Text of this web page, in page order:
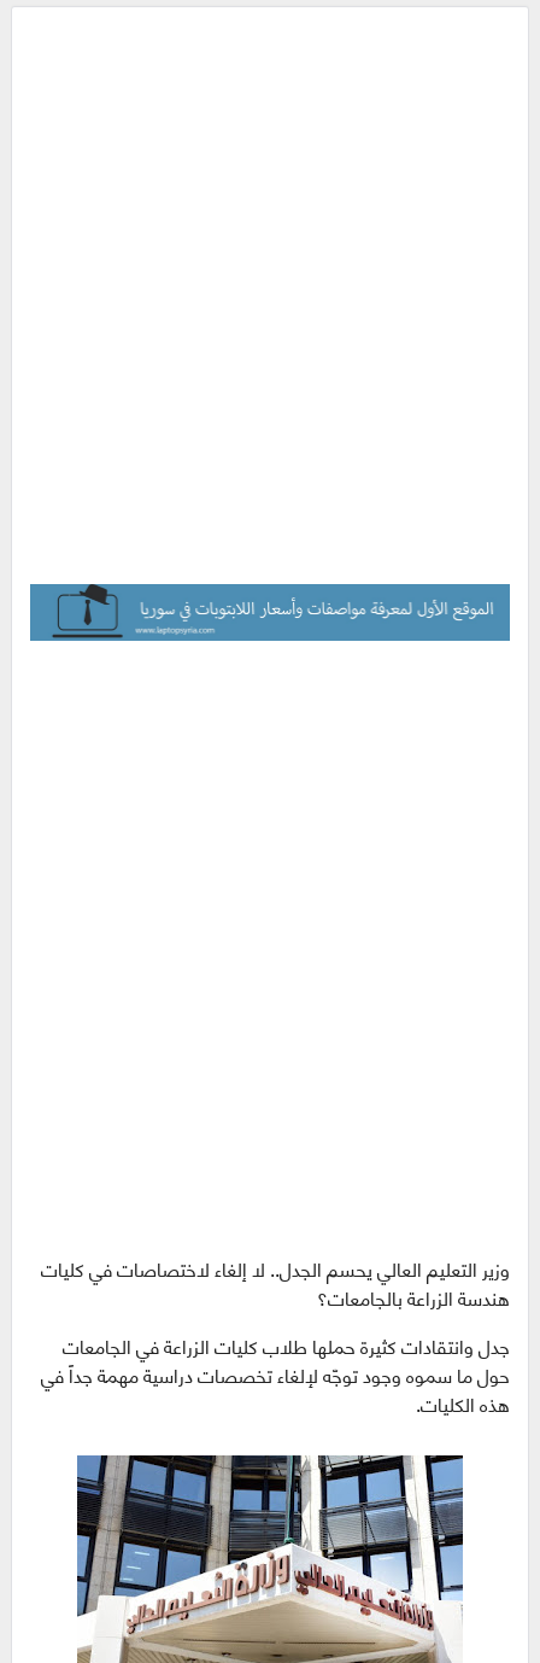
وزير التعليم العالي يحسم الجدل.. لا إلغاء لاختصاصات في كليات
هندسة الزراعة بالجامعات؟
جدل وانتقادات كثيرة حملها طلاب كليات الزراعة في الجامعات
حول ما سموه وجود توجّه لإلغاء تخصصات دراسية مهمة جداً في
هذه الكليات.